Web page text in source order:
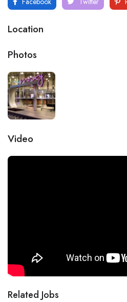
Location
Photos
Video
Related Jobs